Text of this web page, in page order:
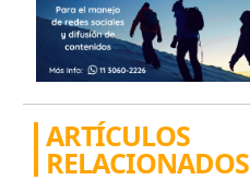
ARTÍCULOS
RELACIONADOS